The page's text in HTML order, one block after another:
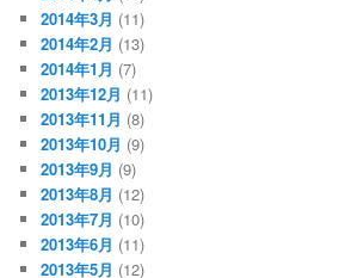
2014年3月 (11)
2014年2月 (13)
2014年1月 (7)
2013年12月 (11)
2013年11月 (8)
2013年10月 (9)
2013年9月 (9)
2013年8月 (12)
2013年7月 (10)
2013年6月 (11)
2013年5月 (12)